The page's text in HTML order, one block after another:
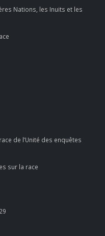
Nations, les Inuits et les
de l’Unité des enquêtes
sur la race